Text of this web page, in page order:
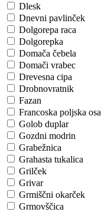
Dlesk
Dnevni pavlinček
Dolgorepa raca
Dolgorepka
Domača čebela
Domači vrabec
Drevesna cipa
Drobnovratnik
Fazan
Francoska poljska osa
Golob duplar
Gozdni modrin
Grabežnica
Grahasta tukalica
Grilček
Grivar
Grmiščni okarček
Grmovščica